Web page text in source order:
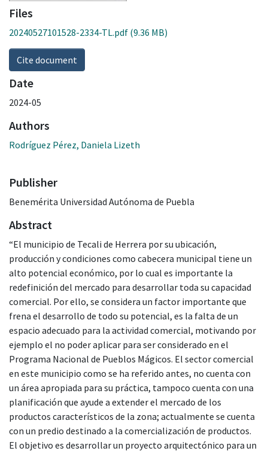
Files
20240527101528-2334-TL.pdf (9.36 MB)
Cite document
Date
2024-05
Authors
Rodríguez Pérez, Daniela Lizeth
Publisher
Benemérita Universidad Autónoma de Puebla
Abstract
“El municipio de Tecali de Herrera por su ubicación,
producción y condiciones como cabecera municipal tiene un
alto potencial económico, por lo cual es importante la
redefinición del mercado para desarrollar toda su capacidad
comercial. Por ello, se considera un factor importante que
frena el desarrollo de todo su potencial, es la falta de un
espacio adecuado para la actividad comercial, motivando por
ejemplo el no poder aplicar para ser considerado en el
Programa Nacional de Pueblos Mágicos. El sector comercial
en este municipio como se ha referido antes, no cuenta con
un área apropiada para su práctica, tampoco cuenta con una
planificación que ayude a extender el mercado de los
productos característicos de la zona; actualmente se cuenta
con un predio destinado a la comercialización de productos.
El objetivo es desarrollar un proyecto arquitectónico para un